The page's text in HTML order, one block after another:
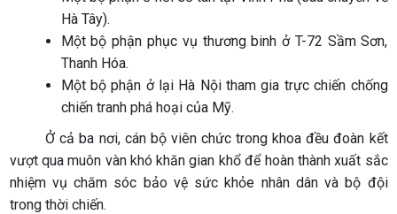
Hà Tây).
Một bộ phận phục vụ thương binh ở T-72 Sầm Sơn,
Thanh Hóa.
Một bộ phận ở lại Hà Nội tham gia trực chiến chống
chiến tranh phá hoại của Mỹ.
Ở cả ba nơi, cán bộ viên chức trong khoa đều đoàn kết
vượt qua muôn vàn khó khăn gian khổ để hoàn thành xuất sắc
nhiệm vụ chăm sóc bảo vệ sức khỏe nhân dân và bộ đội
trong thời chiến.